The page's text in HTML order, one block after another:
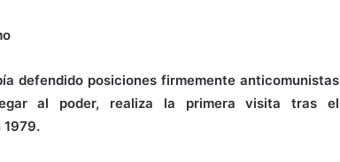
defendido posiciones firmemente anticomunistas
al poder, realiza la primera visita tras el